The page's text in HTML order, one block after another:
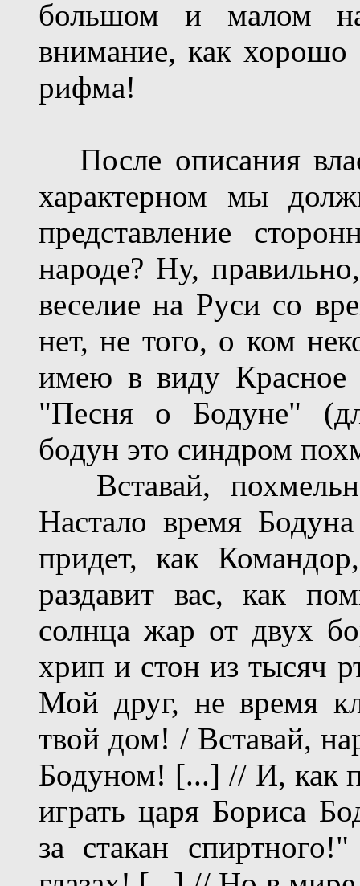
большом и малом
внимание, как хорошо
рифма!
После описания
характерном мы
представление
народе? Ну,
веселие на Руси со
нет, не того, о ком
имею в виду
"Песня о Бодуне"
бодун это синдром
Вставай,
Настало время
придет, как
раздавит вас, как
солнца жар от двух
хрип и стон из тысяч
Мой друг, не время
твой дом! / Вставай,
Бодуном! [...] // И, как
играть царя Бориса
за стакан